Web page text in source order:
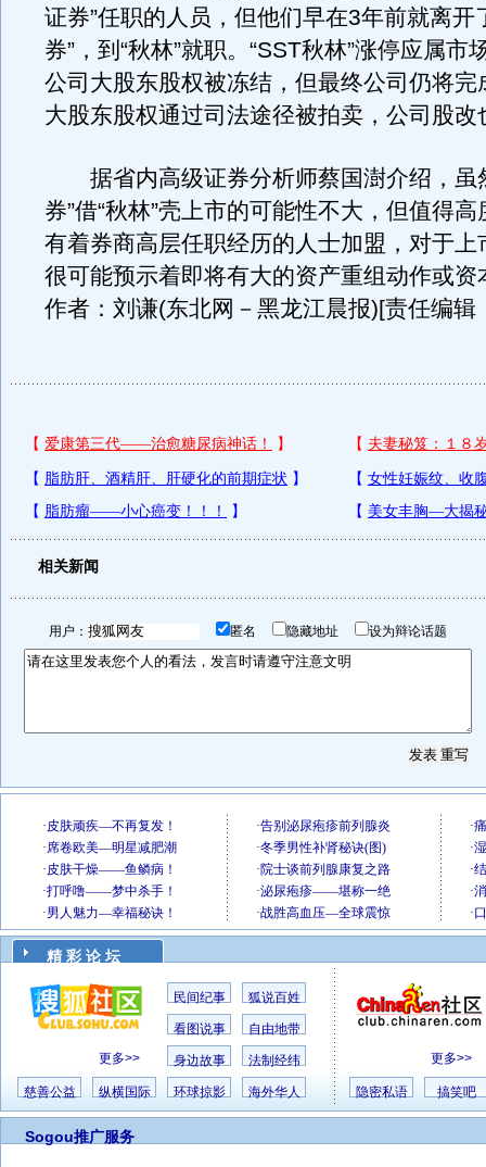
证券”任职的人员，但他们早在3年前就离开
券”，到“秋林”就职。“SST秋林”涨停应属市
公司大股东股权被冻结，但最终公司仍将完
大股东股权通过司法途径被拍卖，公司股改
据省内高级证券分析师蔡国澍介绍，虽
券”借“秋林”壳上市的可能性不大，但值得
有着券商高层任职经历的人士加盟，对于上
很可能预示着即将有大的资产重组动作或资
作者：刘谦(东北网－黑龙江晨报)[责任编辑
相关新闻
用户： 匿名 隐藏地址 设为辩论话题
精 彩 论 坛
更多>>
民间纪事 狐说百姓
看图说事 自由地带
身边故事 法制经纬
慈善公益 纵横国际 环球掠影 海外华人
更多>>
隐密私语 搞笑吧
Sogou推广服务